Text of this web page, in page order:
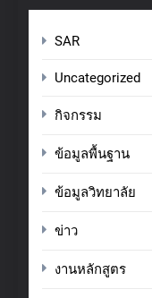
SAR
Uncategorized
กิจกรรม
ข้อมูลพื้นฐาน
ข้อมูลวิทยาลัย
ข่าว
งานหลักสูตร